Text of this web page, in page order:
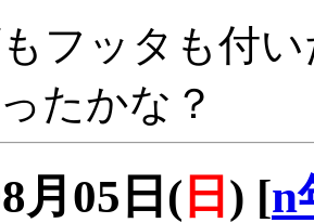
フッタも付
たかな？
月05日( 日 ) [n